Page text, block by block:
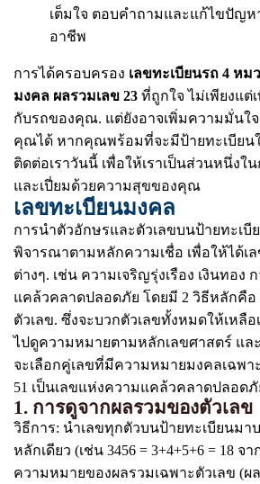
เต็มใจ ตอบคำถามและแก้ไขปัญ
อาชีพ
การได้ครอบครอง เลขทะเบียนรถ 4 หม
มงคล ผลรวมเลข 23 ที่ถูกใจ ไม่เพียงแต่
กับรถของคุณ. แต่ยังอาจเพิ่มความมั่นใ
คุณได้ หากคุณพร้อมที่จะมีป้ายทะเบียนใ
ติดต่อเราวันนี้ เพื่อให้เราเป็นส่วนหนึ่งใ
และเปี่ยมด้วยความสุขของคุณ
เลขทะเบียนมงคล
การนำตัวอักษรและตัวเลขบนป้ายทะเ
พิจารณาตามหลักความเชื่อ เพื่อให้ได้เ
ต่างๆ. เช่น ความเจริญรุ่งเรือง เงินทอง
แคล้วคลาดปลอดภัย โดยมี 2 วิธีหลักคือ
ตัวเลข. ซึ่งจะบวกตัวเลขทั้งหมดให้เหลือ
ไปดูความหมายตามหลักเลขศาสตร์ แล
จะเลือกคู่เลขที่มีความหมายมงคลเฉพา
51 เป็นเลขแห่งความแคล้วคลาดปลอดภั
1. การดูจากผลรวมของตัวเลข
วิธีการ: นำเลขทุกตัวบนป้ายทะเบียนมา
หลักเดียว (เช่น 3456 = 3+4+5+6 = 18 จ
ความหมายของผลรวมเฉพาะตัวเลข (ผ